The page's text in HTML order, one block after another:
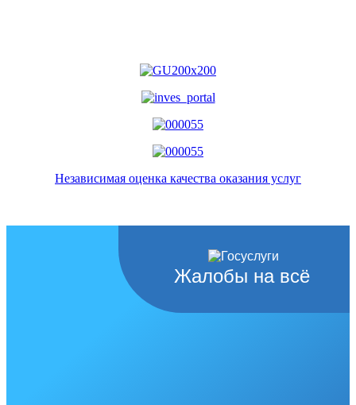
Независимая оценка качества оказания услуг
Жалобы на всё